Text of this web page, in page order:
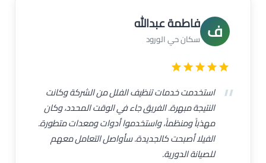
ف فاطمة عبدالله
سكان حي الورود
استخدمت خدمات تنظيف الفلل من الشركة وكانت
النتيجة مبهرة. الفريق جاء في الوقت المحدد، وكان
مهذباً ومنظماً، واستخدموا أدوات ومعدات متطورة.
الفيلا أصبحت كالجديدة. سأواصل التعامل معهم
للصيانة الدورية.